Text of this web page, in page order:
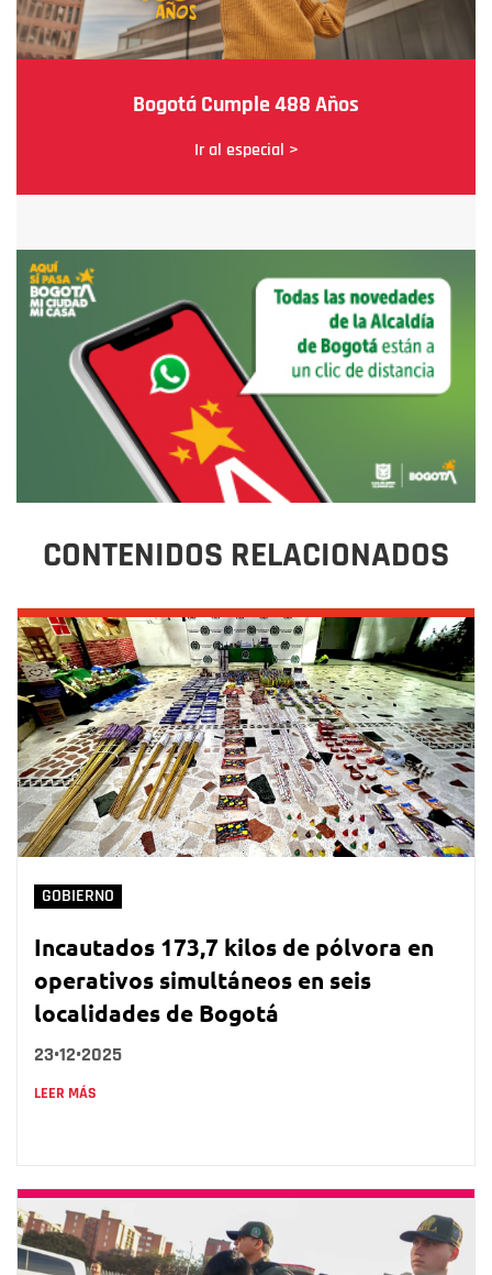
Bogotá Cumple 488 Años
Ir al especial >
CONTENIDOS RELACIONADOS
GOBIERNO
Incautados 173,7 kilos de pólvora en
operativos simultáneos en seis
localidades de Bogotá
23•12•2025
LEER MÁS